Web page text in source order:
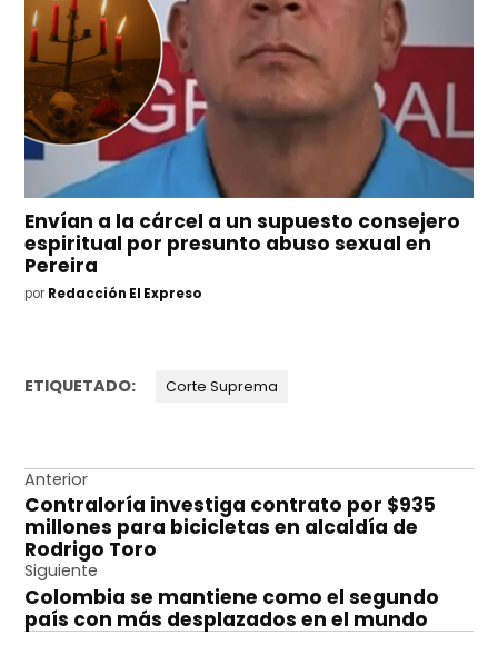
Envían a la cárcel a un supuesto consejero
espiritual por presunto abuso sexual en
Pereira
por Redacción El Expreso
ETIQUETADO: Corte Suprema
Navegación
de
entradas
Anterior
Contraloría investiga contrato por $935
millones para bicicletas en alcaldía de
Rodrigo Toro
Siguiente
Colombia se mantiene como el segundo
país con más desplazados en el mundo